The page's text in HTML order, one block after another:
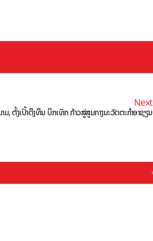
Next
, ຕັ້ງເປົ້າດຶງທຶນ ບິກເທັກ ກ້າວສູ່ສູນກາງນະວັດຕະກຳອາຊຽນ